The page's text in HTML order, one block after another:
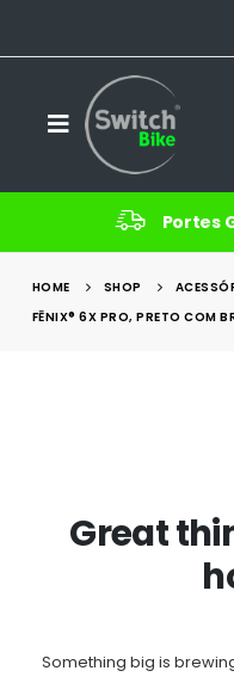
Portes
HOME SHOP
FĒNIX® 6X PRO, PRETO COM
Great
Something big is